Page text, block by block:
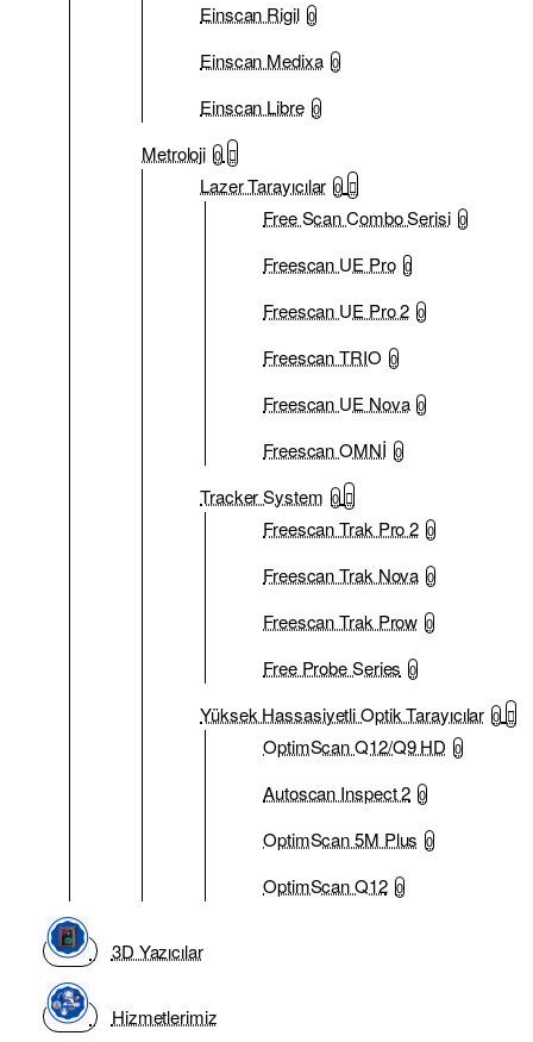
Einscan Rigil 0
Einscan Medixa 0
Einscan Libre 0
Metroloji 0
Lazer Tarayıcılar 0
Free Scan Combo Serisi 0
Freescan UE Pro 0
Freescan UE Pro 2 0
Freescan TRIO 0
Freescan UE Nova 0
Freescan OMNİ 0
Tracker System 0
Freescan Trak Pro 2 0
Freescan Trak Nova 0
Freescan Trak Prow 0
Free Probe Series 0
Yüksek Hassasiyetli Optik Tarayıcılar 0
OptimScan Q12/Q9 HD 0
Autoscan Inspect 2 0
OptimScan 5M Plus 0
OptimScan Q12 0
3D Yazıcılar
Hizmetlerimiz